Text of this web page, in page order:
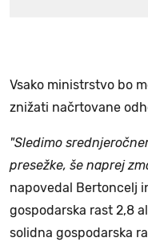
Vsako ministrstvo bo
znižati načrtovane
"Sledimo
presežke, še naprej
napovedal Bertoncelj
gospodarska rast 2,8
solidna gospodarska